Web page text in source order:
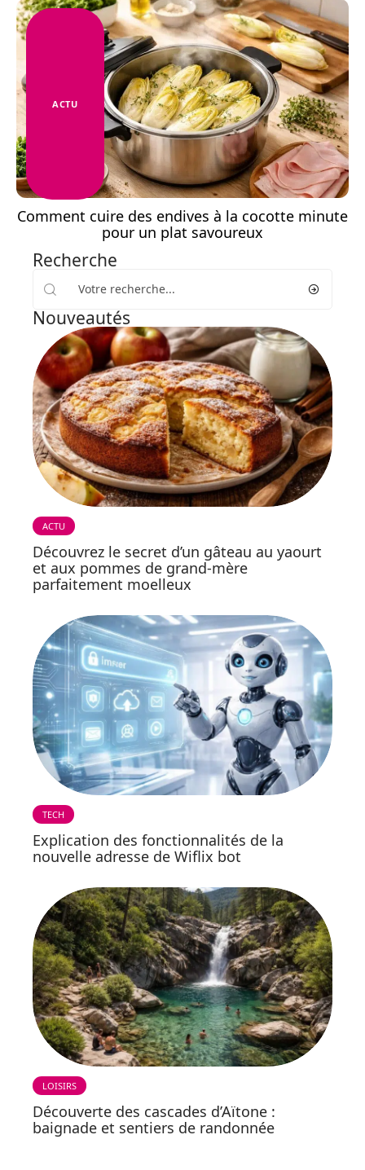
ACTU
Comment cuire des endives à la cocotte minute
pour un plat savoureux
Recherche
Nouveautés
ACTU
Découvrez le secret d’un gâteau au yaourt
et aux pommes de grand-mère
parfaitement moelleux
TECH
Explication des fonctionnalités de la
nouvelle adresse de Wiflix bot
LOISIRS
Découverte des cascades d’Aïtone :
baignade et sentiers de randonnée